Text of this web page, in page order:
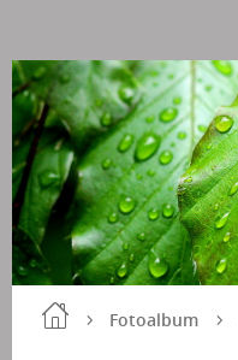
Fotoalbum